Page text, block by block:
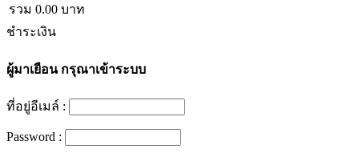
รวม 0.00 บาท
ชำระเงิน
ผู้มาเยือนกรุณาเข้าระบบ
ที่อยู่อีเมล์ :
Password :